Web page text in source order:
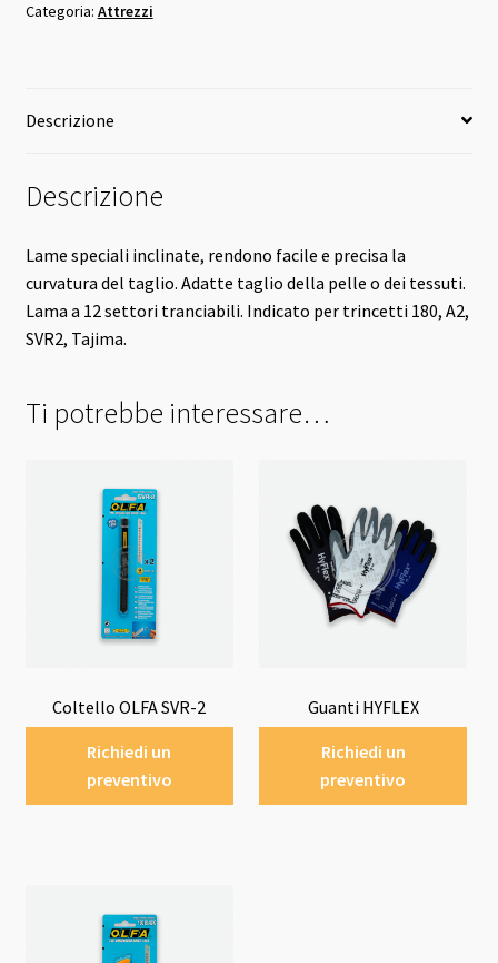
Categoria: Attrezzi
Descrizione
Descrizione
Lame speciali inclinate, rendono facile e precisa la
curvatura del taglio. Adatte taglio della pelle o dei tessuti.
Lama a 12 settori tranciabili. Indicato per trincetti 180, A2,
SVR2, Tajima.
Ti potrebbe interessare…
Coltello OLFA SVR-2
Richiedi un
preventivo
Guanti HYFLEX
Richiedi un
preventivo